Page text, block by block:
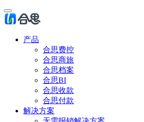
产品
合思费控
合思商旅
合思档案
合思BI
合思收款
合思付款
解决方案